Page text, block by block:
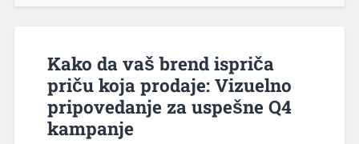
Kako da vaš brend ispriča
priču koja prodaje: Vizuelno
pripovedanje za uspešne Q4
kampanje